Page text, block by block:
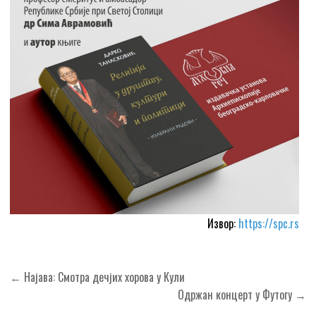
Извор: https://spc.rs
Кретање
← Најава: Смотра дечјих хорова у Кули
Одржан концерт у Футогу →